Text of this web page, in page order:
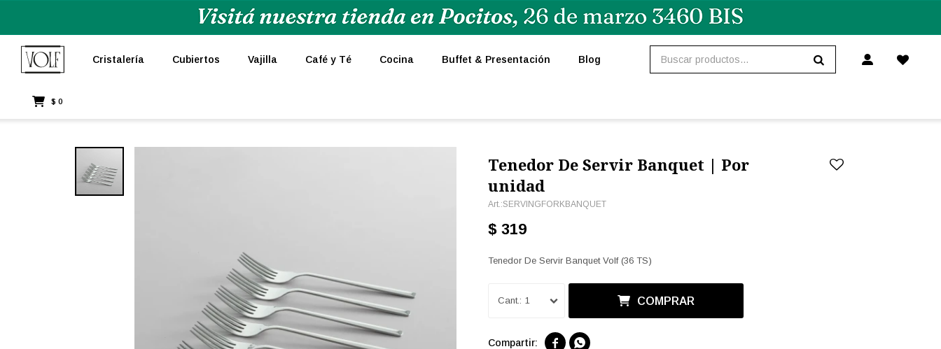
Cristalería Cubiertos Vajilla Café y Té Cocina Buffet & Presentación Blog
$ 0
Tenedor De Servir Banquet | Por
unidad
SERVINGFORKBANQUET
$ 319
Tenedor De Servir Banquet Volf (36 TS)
1 COMPRAR
 